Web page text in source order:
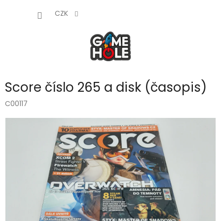
CZK
Score číslo 265 a disk (časopis)
C00117